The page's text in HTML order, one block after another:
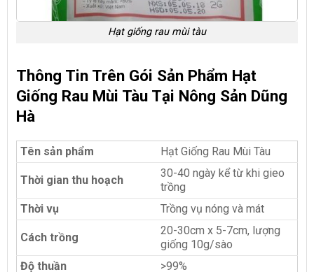
Hạt giống rau mùi tàu
Thông Tin Trên Gói Sản Phẩm Hạt
Giống Rau Mùi Tàu Tại Nông Sản Dũng
Hà
Tên sản phẩm Hạt Giống Rau Mùi Tàu
Thời gian thu hoạch
30-40 ngày kể từ khi gieo
trồng
Thời vụ
Trồng vụ nóng và mát
Cách trồng
20-30cm x 5-7cm, lượng
giống 10g/sào
Độ thuần
>99%